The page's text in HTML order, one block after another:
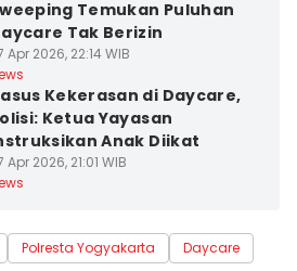
Temukan Puluhan
Tak Berizin
Apr 2026, 22:14 WIB
Kekerasan di Daycare,
Ketua Yayasan
Anak Diikat
Apr 2026, 21:01 WIB
Polresta Yogyakarta Daycare